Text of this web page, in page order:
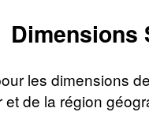
Dimensions
les dimensions
et de la région